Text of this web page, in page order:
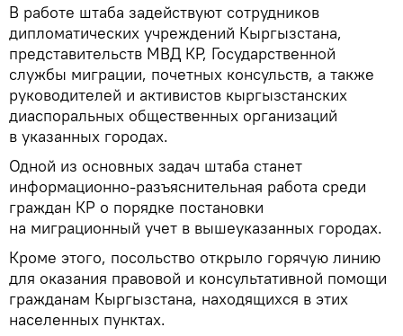
В работе штаба задействуют сотрудников
дипломатических учреждений Кыргызстана,
представительств МВД КР, Государственной
службы миграции, почетных консульств, а также
руководителей и активистов кыргызстанских
диаспоральных общественных организаций
в указанных городах.
Одной из основных задач штаба станет
информационно-разъяснительная работа среди
граждан КР о порядке постановки
на миграционный учет в вышеуказанных городах.
Кроме этого, посольство открыло горячую линию
для оказания правовой и консультативной помощи
гражданам Кыргызстана, находящихся в этих
населенных пунктах.